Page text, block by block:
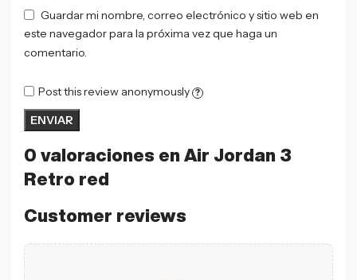
0 valoraciones en Air Jordan 3
Retro red
Customer reviews
Guardar mi nombre, correo electrónico y sitio web en
este navegador para la próxima vez que haga un
comentario.
Post this review anonymously ?